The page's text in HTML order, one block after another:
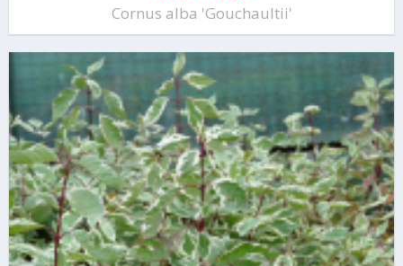
Cornus alba 'Gouchaultii'